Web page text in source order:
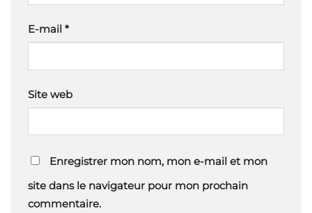
E-mail *
Site web
Enregistrer mon nom, mon e-mail et mon
site dans le navigateur pour mon prochain
commentaire.